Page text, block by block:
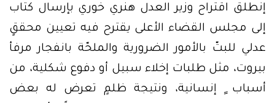
إنطلق اقتراح وزير العدل هنري خوري بإرسال كتاب
إلى مجلس القضاء الأعلى يقترح فيه تعيين محققٍ
عدلي للبتّ بالأمور الضرورية والملحّة بانفجار مرفأ
بيروت، مثل طلبات إخلاء سبيل أو دفوع شكلية، من
أسباب ٍ إنسانية، ونتيجة ظلمٍ تعرض له بعض